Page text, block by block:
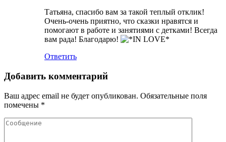
Татьяна, спасибо вам за такой теплый отклик!
Очень-очень приятно, что сказки нравятся и
помогают в работе и занятиями с детками! Всегда
вам рада! Благодарю!
Ответить
Добавить комментарий
Ваш адрес email не будет опубликован. Обязательные поля
помечены *